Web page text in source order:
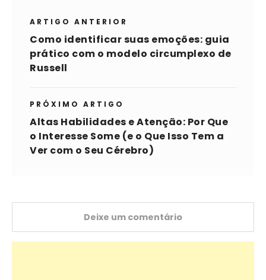
ARTIGO ANTERIOR
Como identificar suas emoções: guia
prático com o modelo circumplexo de
Russell
PRÓXIMO ARTIGO
Altas Habilidades e Atenção: Por Que
o Interesse Some (e o Que Isso Tem a
Ver com o Seu Cérebro)
Deixe um comentário